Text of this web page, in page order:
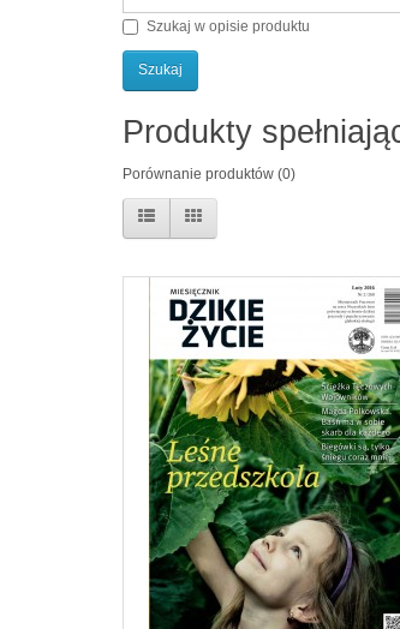
Szukaj w opisie produktu
Produkty
Porównanie produktów (0)